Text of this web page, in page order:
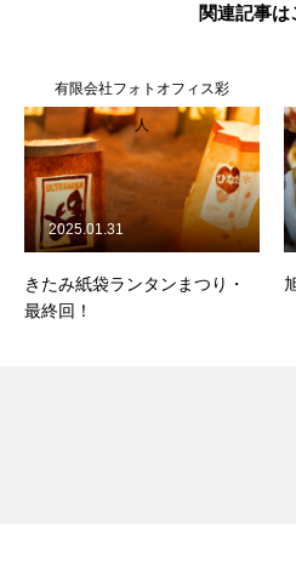
関連記事は
有限会社フォトオフィス彩
人
きたみ紙袋ランタンまつり・
最終回！
2025.01.31